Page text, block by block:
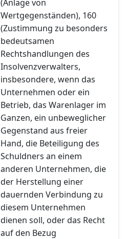
(Anlage von
Wertgegenständen), 160
(Zustimmung zu besonders
bedeutsamen
Rechtshandlungen des
Insolvenzverwalters,
insbesondere, wenn das
Unternehmen oder ein
Betrieb, das Warenlager im
Ganzen, ein unbeweglicher
Gegenstand aus freier
Hand, die Beteiligung des
Schuldners an einem
anderen Unternehmen, die
der Herstellung einer
dauernden Verbindung zu
diesem Unternehmen
dienen soll, oder das Recht
auf den Bezug